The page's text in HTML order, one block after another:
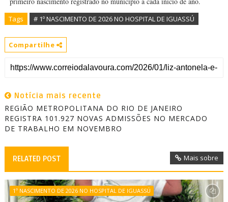
Tags # 1º NASCIMENTO DE 2026 NO HOSPITAL DE IGUASSÚ
Compartilhe
Notícia mais recente
REGIÃO METROPOLITANA DO RIO DE JANEIRO
REGISTRA 101.927 NOVAS ADMISSÕES NO MERCADO
DE TRABALHO EM NOVEMBRO
RELATED POST Mais sobre
1º NASCIMENTO DE 2026 NO HOSPITAL DE IGUASSÚ